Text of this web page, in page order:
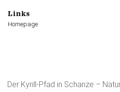
Links
Homepage
Der Kyrill-Pfad in Schanze –